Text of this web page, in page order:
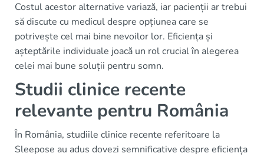
Costul acestor alternative variază, iar pacienții ar trebui
să discute cu medicul despre opțiunea care se
potrivește cel mai bine nevoilor lor. Eficiența și
așteptările individuale joacă un rol crucial în alegerea
celei mai bune soluții pentru somn.
Studii clinice recente
relevante pentru România
În România, studiile clinice recente referitoare la
Sleepose au adus dovezi semnificative despre eficiența